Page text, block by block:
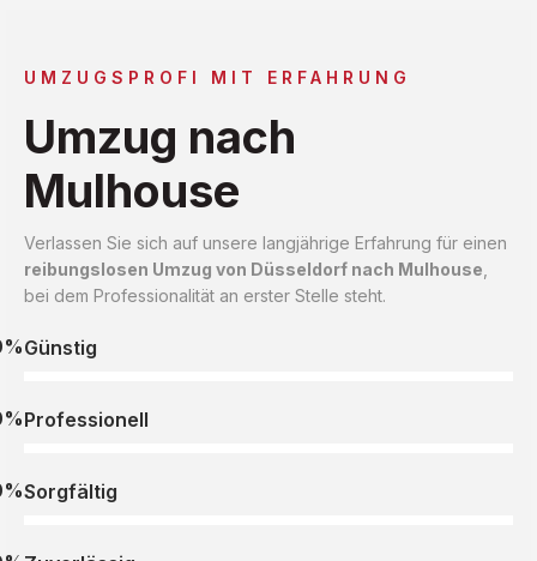
UMZUGSPROFI MIT ERFAHRUNG
Umzug nach
Mulhouse
Verlassen Sie sich auf unsere langjährige Erfahrung für einen
reibungslosen Umzug von Düsseldorf nach Mulhouse
bei dem Professionalität an erster Stelle steht.
Günstig
Professionell
Sorgfältig